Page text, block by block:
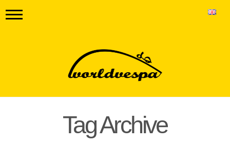
Tag Archive